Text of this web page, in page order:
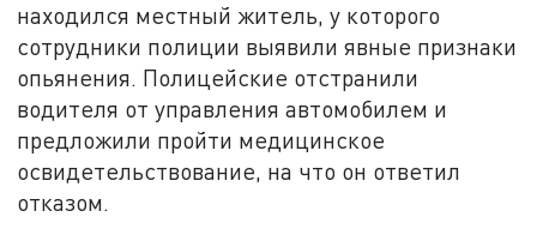
находился местный житель, у которого
сотрудники полиции выявили явные признаки
опьянения. Полицейские отстранили
водителя от управления автомобилем и
предложили пройти медицинское
освидетельствование, на что он ответил
отказом.